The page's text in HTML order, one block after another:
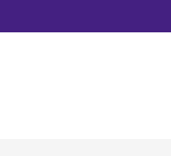
ファンド